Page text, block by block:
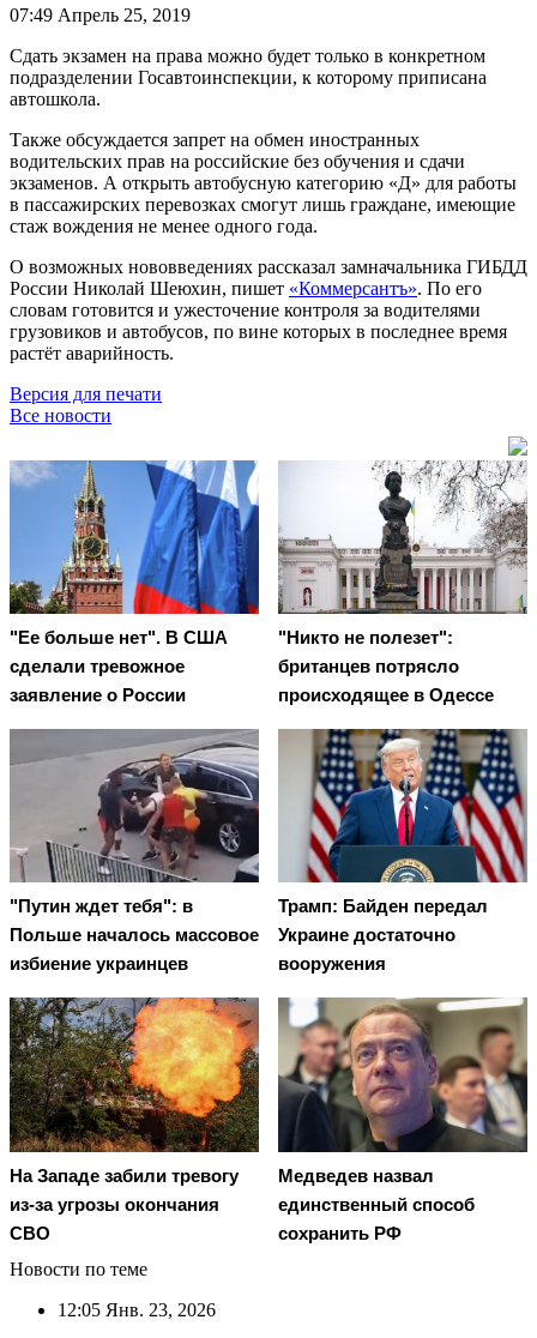
07:49 Апрель 25, 2019
Сдать экзамен на права можно будет только в конкретном
подразделении Госавтоинспекции, к которому приписана
автошкола.
Также обсуждается запрет на обмен иностранных
водительских прав на российские без обучения и сдачи
экзаменов. А открыть автобусную категорию «Д» для работы
в пассажирских перевозках смогут лишь граждане, имеющие
стаж вождения не менее одного года.
О возможных нововведениях рассказал замначальника ГИБДД
России Николай Шеюхин, пишет «Коммерсантъ». По его
словам готовится и ужесточение контроля за водителями
грузовиков и автобусов, по вине которых в последнее время
растёт аварийность.
Версия для печати
Все новости
"Ее больше нет". В США
сделали тревожное
заявление о России
"Никто не полезет":
британцев потрясло
происходящее в Одессе
"Путин ждет тебя": в
Польше началось массовое
избиение украинцев
Трамп: Байден передал
Украине достаточно
вооружения
На Западе забили тревогу
из-за угрозы окончания
СВО
Медведев назвал
единственный способ
сохранить РФ
Новости по теме
12:05 Янв. 23, 2026